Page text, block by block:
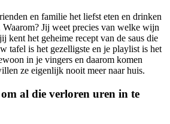
en familie het liefst eten en drinken
Waarom? Jij weet precies van welke wijn
kent het geheime recept van de saus die
tafel is het gezelligste en je playlist is het
in je vingers en daarom komen
ze eigenlijk nooit meer naar huis.
al die verloren uren in te